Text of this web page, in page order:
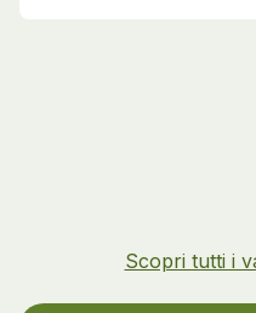
Scopri tutti i